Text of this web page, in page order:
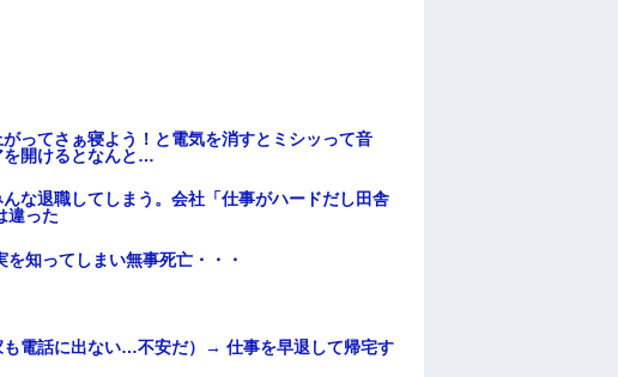
ってさぁ寝よう！と電気を消すとミシッって音
開けるとなんと…
な退職してしまう。会社「仕事がハードだし田舎
違った
知ってしまい無事死亡・・・
電話に出ない…不安だ）→ 仕事を早退して帰宅す